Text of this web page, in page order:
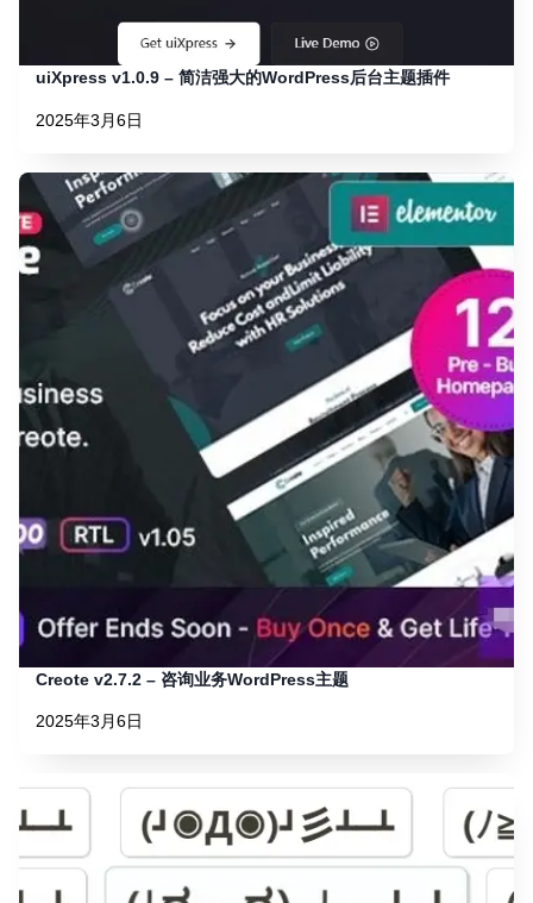
uiXpress v1.0.9 – 简洁强大的WordPress后台主题插件
2025年3月6日
Creote v2.7.2 – 咨询业务WordPress主题
2025年3月6日